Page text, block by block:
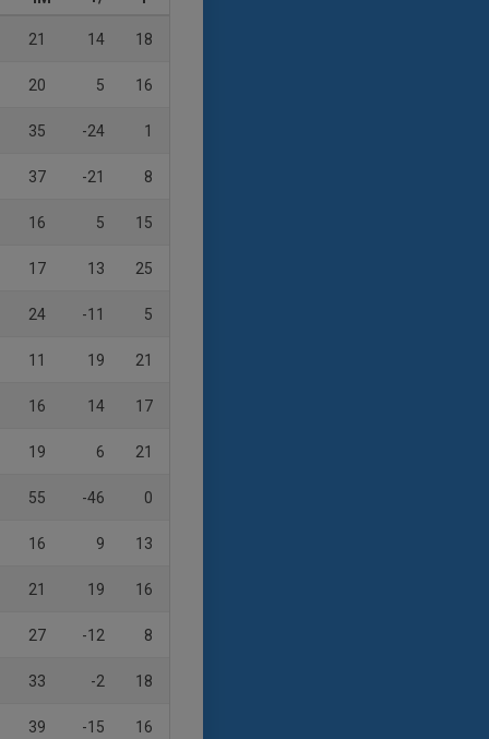
21 14 18
20 5 16
35 -24 1
37 -21 8
16 5 15
17 13 25
24 -11 5
11 19 21
16 14 17
19 6 21
55 -46 0
16 9 13
21 19 16
27 -12 8
33 -2 18
39 -15 16